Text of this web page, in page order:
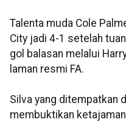
Talenta muda Cole
City jadi 4-1 setelah
gol balasan melalui
laman resmi FA.
Silva yang ditempatkan
membuktikan